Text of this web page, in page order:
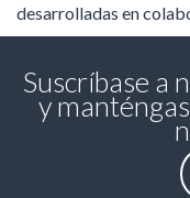
desarrolladas en
Suscríbase a
y